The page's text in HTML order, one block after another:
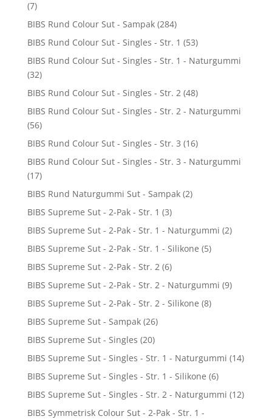
(7)
BIBS Rund Colour Sut - Sampak (284)
BIBS Rund Colour Sut - Singles - Str. 1 (53)
BIBS Rund Colour Sut - Singles - Str. 1 - Naturgummi
(32)
BIBS Rund Colour Sut - Singles - Str. 2 (48)
BIBS Rund Colour Sut - Singles - Str. 2 - Naturgummi
(56)
BIBS Rund Colour Sut - Singles - Str. 3 (16)
BIBS Rund Colour Sut - Singles - Str. 3 - Naturgummi
(17)
BIBS Rund Naturgummi Sut - Sampak (2)
BIBS Supreme Sut - 2-Pak - Str. 1 (3)
BIBS Supreme Sut - 2-Pak - Str. 1 - Naturgummi (2)
BIBS Supreme Sut - 2-Pak - Str. 1 - Silikone (5)
BIBS Supreme Sut - 2-Pak - Str. 2 (6)
BIBS Supreme Sut - 2-Pak - Str. 2 - Naturgummi (9)
BIBS Supreme Sut - 2-Pak - Str. 2 - Silikone (8)
BIBS Supreme Sut - Sampak (26)
BIBS Supreme Sut - Singles (20)
BIBS Supreme Sut - Singles - Str. 1 - Naturgummi (14)
BIBS Supreme Sut - Singles - Str. 1 - Silikone (6)
BIBS Supreme Sut - Singles - Str. 2 - Naturgummi (12)
BIBS Symmetrisk Colour Sut - 2-Pak - Str. 1 -